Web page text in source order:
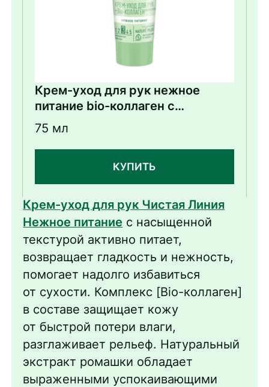
Крем-уход для рук нежное
питание bio-коллаген с
экстрактом ромашки
75 мл
КУПИТЬ
Крем-уход для рук Чистая Линия
Нежное питание с насыщенной
текстурой активно питает,
возвращает гладкость и нежность,
помогает надолго избавиться
от сухости. Комплекс [Bio-коллаген]
в составе защищает кожу
от быстрой потери влаги,
разглаживает рельеф. Натуральный
экстракт ромашки обладает
выраженными успокаивающими